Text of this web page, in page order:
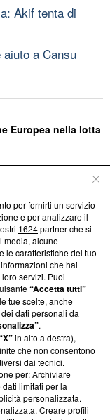
Akif tenta di
a Cansu
Europea nella lotta
su Blasting
ci impegniamo a
aderenza a
News non è
di farne
una verifica di
per fornirti un servizio
e per analizzare il
1624partner che si
media, alcune
le caratteristiche del tuo
che hai
servizi. Puoi
“Accetta tutti”
tue scelte, anche
dati personali da
.
in alto a destra),
che non consentono
dai tecnici.
per: Archiviare
limitati per la
personalizzata.
Creare profili